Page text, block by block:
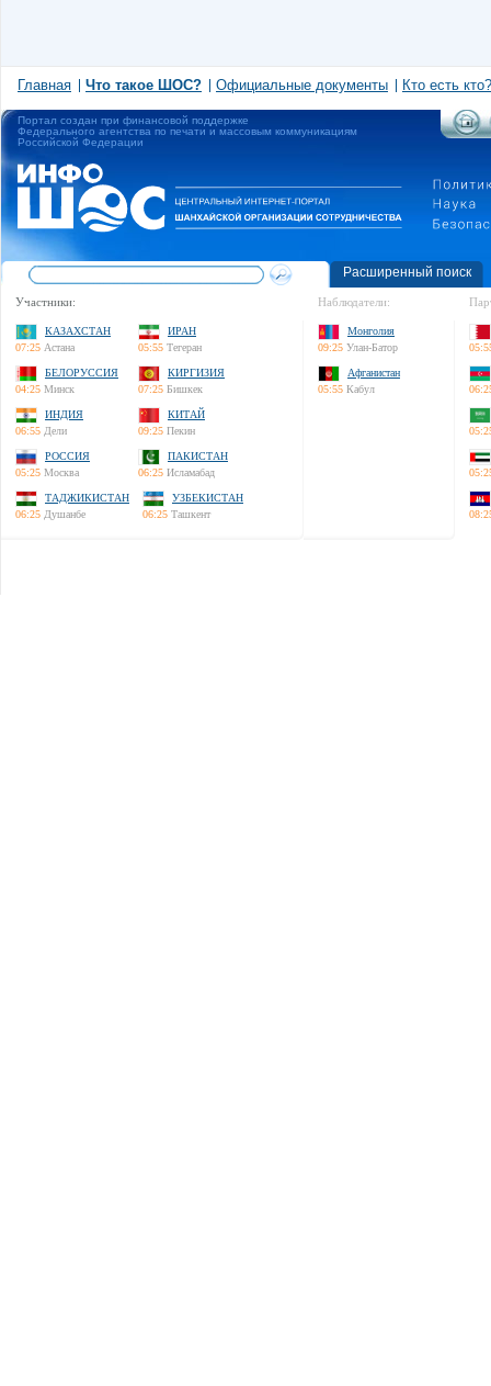
Главная Что такое ШОС? Официальные документы Кто есть кто?
Портал создан при финансовой поддержке
Федерального агентства по печати и массовым коммуникациям
Российской Федерации
Расширенный поиск
Участники:
КАЗАХСТАН
07:25 Астана
ИРАН
05:55 Тегеран
БЕЛОРУССИЯ
04:25 Минск
КИРГИЗИЯ
07:25 Бишкек
ИНДИЯ
06:55 Дели
КИТАЙ
09:25 Пекин
РОССИЯ
05:25 Москва
ПАКИСТАН
06:25 Исламабад
ТАДЖИКИСТАН
06:25 Душанбе
УЗБЕКИСТАН
06:25 Ташкент
Наблюдатели:
Монголия
09:25 Улан-Батор
Афганистан
05:55 Кабул